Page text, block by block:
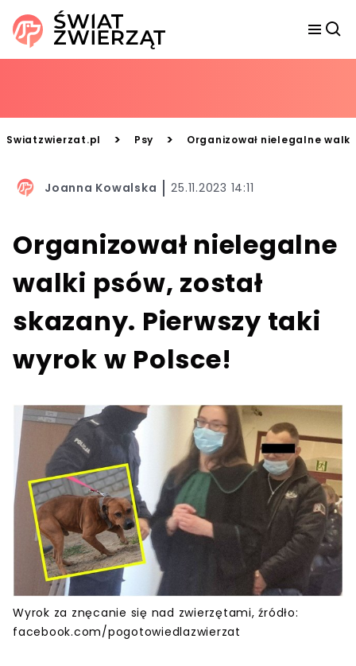
Swiatzwierzat.pl > Psy > Organizował nielegalne
Joanna Kowalska 25.11.2023 14:11
Organizował nielegalne
walki psów, został
skazany. Pierwszy taki
wyrok w Polsce!
Wyrok za znęcanie się nad zwierzętami, źródło:
facebook.com/pogotowiedlazwierzat